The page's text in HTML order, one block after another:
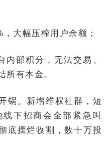
大幅压榨用户余额；
部积分，无法交易、
有本金。
锅。新增维权社群，短
下招商会全部紧急叫
底摆烂收割，数十万投